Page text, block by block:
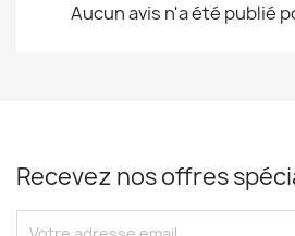
Aucun avis n'a été publié
Recevez nos offres